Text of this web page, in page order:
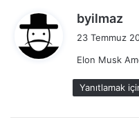
byilmaz
i
k
i
23 Temmuz
Elon Musk
Yanıtlamak